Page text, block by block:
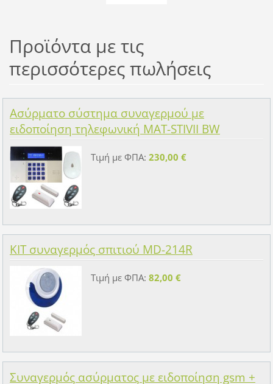
Προϊόντα με τις
περισσότερες πωλήσεις
Ασύρματο σύστημα συναγερμού με
ειδοποίηση τηλεφωνική MAT-STIVII BW
Τιμή με ΦΠΑ: 230,00 €
KIT συναγερμός σπιτιού MD-214R
Τιμή με ΦΠΑ: 82,00 €
Συναγερμός ασύρματος με ειδοποίηση gsm +